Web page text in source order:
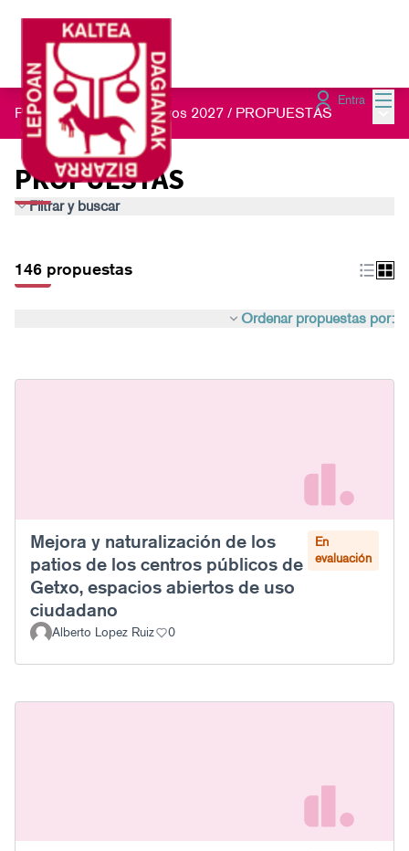
Entra
Presupuestos Participativos 2027 / PROPUESTAS
PROPUESTAS
Filtrar y buscar
146 propuestas
Ordenar propuestas por:
Mejora y naturalización de los
patios de los centros públicos de
Getxo, espacios abiertos de uso
ciudadano
En
evaluación
Alberto Lopez Ruiz 0